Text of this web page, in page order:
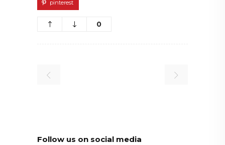
pinterest
0
Follow us on social media